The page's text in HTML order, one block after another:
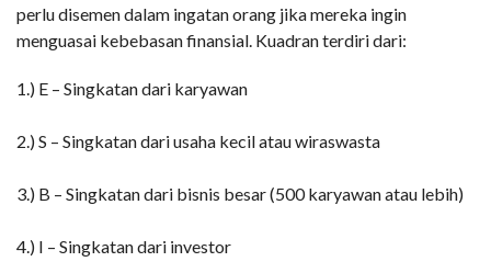
perlu disemen dalam ingatan orang jika mereka ingin
menguasai kebebasan finansial. Kuadran terdiri dari:
1.) E – Singkatan dari karyawan
2.) S – Singkatan dari usaha kecil atau wiraswasta
3.) B – Singkatan dari bisnis besar (500 karyawan atau lebih)
4.) I – Singkatan dari investor